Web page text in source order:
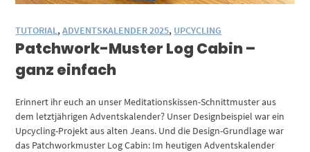
TUTORIAL,ADVENTSKALENDER 2025, UPCYCLING
Patchwork-Muster Log Cabin –
ganz einfach
Erinnert ihr euch an unser Meditationskissen-Schnittmuster aus
dem letztjährigen Adventskalender? Unser Designbeispiel war ein
Upcycling-Projekt aus alten Jeans. Und die Design-Grundlage war
das Patchworkmuster Log Cabin: Im heutigen Adventskalender